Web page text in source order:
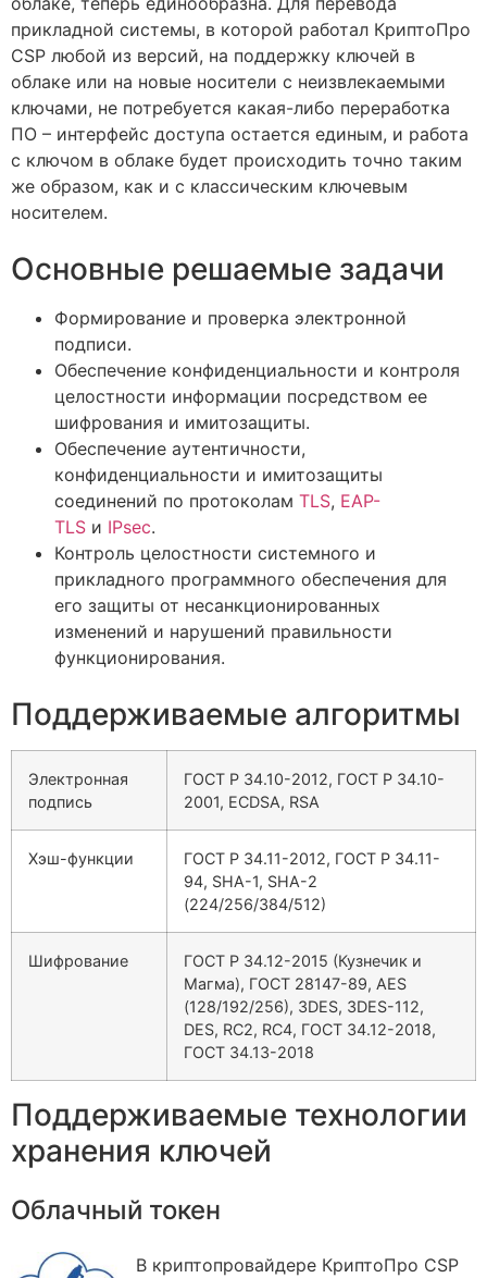
прикладной системы, в которой работал КриптоПро
CSP любой из версий, на поддержку ключей в
облаке или на новые носители с неизвлекаемыми
ключами, не потребуется какая-либо переработка
ПО – интерфейс доступа остается единым, и работа
с ключом в облаке будет происходить точно таким
же образом, как и с классическим ключевым
носителем.
Основные решаемые задачи
Формирование и проверка электронной
подписи.
Обеспечение конфиденциальности и контроля
целостности информации посредством ее
шифрования и имитозащиты.
Обеспечение аутентичности,
конфиденциальности и имитозащиты
соединений по протоколам TLS, EAP-
TLS и IPsec.
Контроль целостности системного и
прикладного программного обеспечения для
его защиты от несанкционированных
изменений и нарушений правильности
функционирования.
Поддерживаемые алгоритмы
Электронная
подпись
ГОСТ Р 34.10-2012, ГОСТ Р 34.10-
2001, ECDSA, RSA
Хэш-функции
ГОСТ Р 34.11-2012, ГОСТ Р 34.11-
94, SHA-1, SHA-2
(224/256/384/512)
Шифрование
ГОСТ Р 34.12-2015 (Кузнечик и
Магма), ГОСТ 28147-89, AES
(128/192/256), 3DES, 3DES-112,
DES, RC2, RC4, ГОСТ 34.12-2018,
ГОСТ 34.13-2018
Поддерживаемые технологии
хранения ключей
Облачный токен
В криптопровайдере КриптоПро CSP